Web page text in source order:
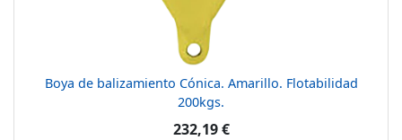
Boya de balizamiento Cónica. Amarillo. Flotabilidad
200kgs.
232,19 €